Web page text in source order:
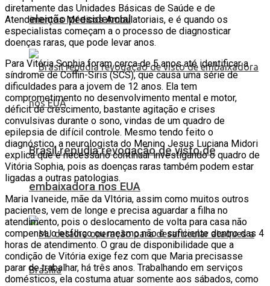
eleição presidencial
Brasil repudia revogação de visto de
embaixadora nos EUA
diretamente das Unidades Básicas de Saúde e de
Atendimentos Médicos Ambulatoriais, e é quando os
especialistas começam a o processo de diagnosticar
doenças raras, que pode levar anos.
Para Vitória Sophia foram cerca de 5 anos até identificar a
síndrome de Coffin-Siris (SCS), que causa uma série de
dificuldades para a jovem de 12 anos. Ela tem
comprometimento no desenvolvimento mental e motor,
déficit de crescimento, bastante agitação e crises
convulsivas durante o sono, vindas de um quadro de
epilepsia de difícil controle. Mesmo tendo feito o
diagnóstico, a neurologista do Menino Jesus Luciana Midori
explica que é necessário continuar investigando o quadro de
Vitória Sophia, pois as doenças raras também podem estar
ligadas a outras patologias.
Maria Ivaneide, mãe da VItória, assim como muitos outros
pacientes, vem de longe e precisa aguardar a filha no
atendimento, pois o deslocamento de volta para casa não
compensa o esforço ou mesmo não é suficiente dentro das 4
horas de atendimento. O grau de disponibilidade que a
condição de Vitória exige fez com que Maria precisasse
parar de trabalhar, há três anos. Trabalhando em serviços
domésticos, ela costuma atuar somente aos sábados, como